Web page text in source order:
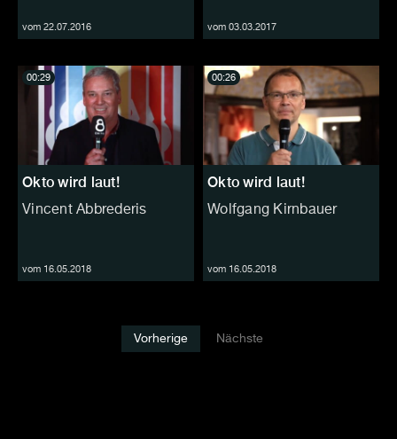
vom 22.07.2016 vom 03.03.2017
Okto wird laut!
Vincent Abbrederis
vom 16.05.2018
00:29
Okto wird laut!
Wolfgang Kirnbauer
vom 16.05.2018
00:26
Vorherige Nächste